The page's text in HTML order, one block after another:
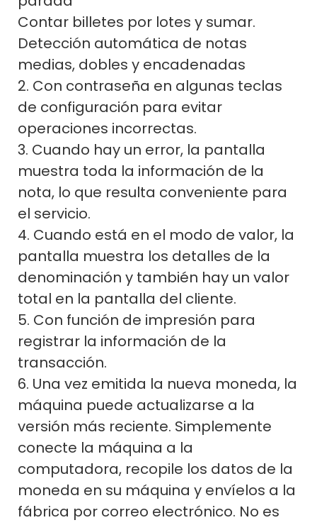
Contar billetes por lotes y sumar.
Detección automática de notas
medias, dobles y encadenadas
2. Con contraseña en algunas teclas
de configuración para evitar
operaciones incorrectas.
3. Cuando hay un error, la pantalla
muestra toda la información de la
nota, lo que resulta conveniente para
el servicio.
4. Cuando está en el modo de valor, la
pantalla muestra los detalles de la
denominación y también hay un valor
total en la pantalla del cliente.
5. Con función de impresión para
registrar la información de la
transacción.
6. Una vez emitida la nueva moneda, la
máquina puede actualizarse a la
versión más reciente. Simplemente
conecte la máquina a la
computadora, recopile los datos de la
moneda en su máquina y envíelos a la
fábrica por correo electrónico. No es